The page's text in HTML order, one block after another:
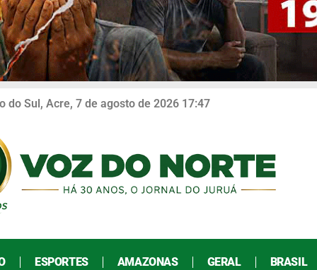
do Sul, Acre, 7 de agosto de 2026 17:47
ESPORTES AMAZONAS GERAL BRASIL